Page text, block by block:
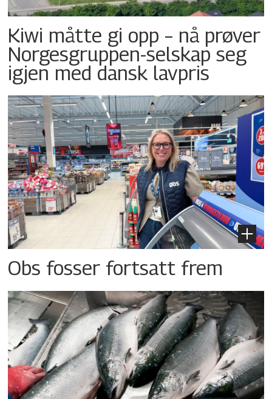
Kiwi måtte gi opp – nå prøver
Norgesgruppen-selskap seg
igjen med dansk lavpris
Obs fosser fortsatt frem